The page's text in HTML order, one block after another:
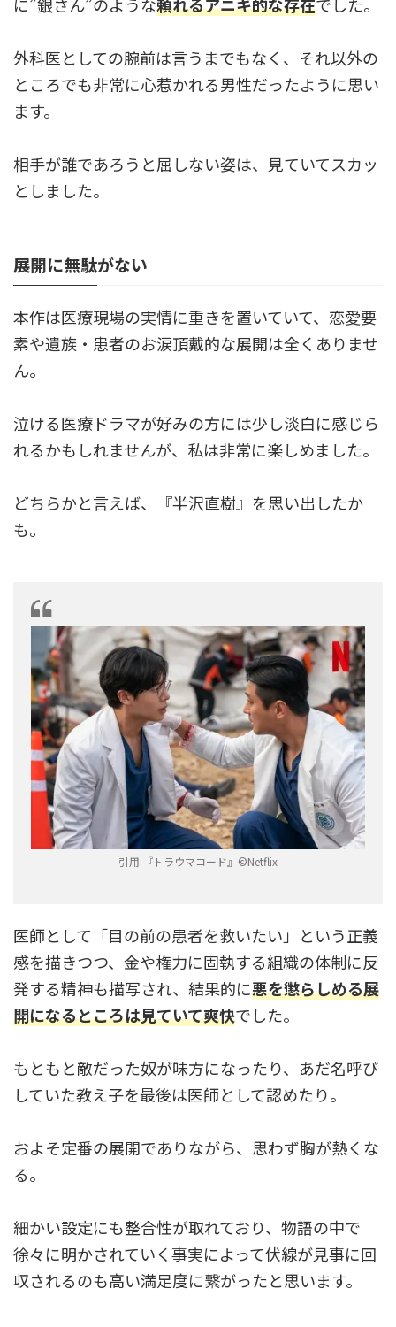
に”銀さん”のような頼れるアニキ的な存在でした。
外科医としての腕前は言うまでもなく、それ以外の
ところでも非常に心惹かれる男性だったように思い
ます。
相手が誰であろうと屈しない姿は、見ていてスカッ
としました。
展開に無駄がない
本作は医療現場の実情に重きを置いていて、恋愛要
素や遺族・患者のお涙頂戴的な展開は全くありませ
ん。
泣ける医療ドラマが好みの方には少し淡白に感じら
れるかもしれませんが、私は非常に楽しめました。
どちらかと言えば、『半沢直樹』を思い出したか
も。
引用:『トラウマコード』©︎Netflix
医師として「目の前の患者を救いたい」という正義
感を描きつつ、金や権力に固執する組織の体制に反
発する精神も描写され、結果的に悪を懲らしめる展
開になるところは見ていて爽快でした。
もともと敵だった奴が味方になったり、あだ名呼び
していた教え子を最後は医師として認めたり。
およそ定番の展開でありながら、思わず胸が熱くな
る。
細かい設定にも整合性が取れており、物語の中で
徐々に明かされていく事実によって伏線が見事に回
収されるのも高い満足度に繋がったと思います。